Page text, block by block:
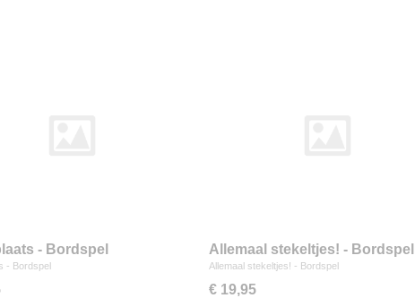
- Bordspel
- Bordspel
Allemaal stekeltjes! - Bordspel
Allemaal stekeltjes! - Bordspel
€ 19,95